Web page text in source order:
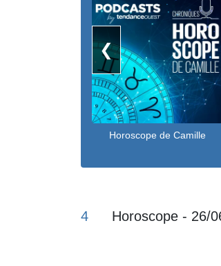
❮
Horoscope de Camille
4 Horoscope - 26/